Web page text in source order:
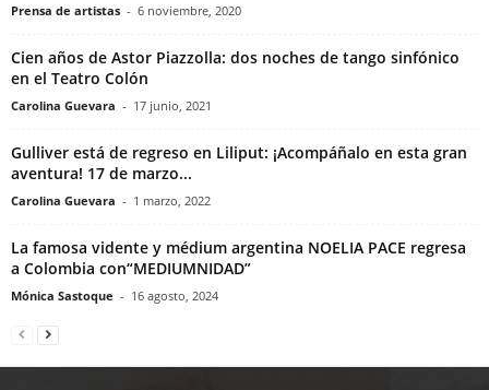
Prensa de artistas - 6 noviembre, 2020
Cien años de Astor Piazzolla: dos noches de tango sinfónico
en el Teatro Colón
Carolina Guevara - 17 junio, 2021
Gulliver está de regreso en Liliput: ¡Acompáñalo en esta gran
aventura! 17 de marzo...
Carolina Guevara - 1 marzo, 2022
La famosa vidente y médium argentina NOELIA PACE regresa
a Colombia con“MEDIUMNIDAD”
Mónica Sastoque - 16 agosto, 2024